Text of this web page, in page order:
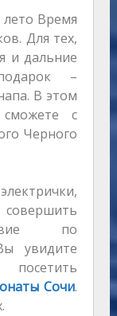
лето Время
Для тех,
и дальние
–
В этом
с
Черного
по
увидите
Сочи.